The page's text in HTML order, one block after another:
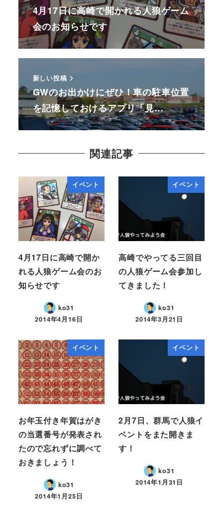
4月17日に高崎で開かれる人狼ゲーム
会のお知らせです
新しい投稿
GWのお出かけにぜひ！車の駐車位置
を記憶しておけるアプリ「見…
関連記事
イベント
4月17日に高崎で開か
れる人狼ゲーム会のお
知らせです
ko31
2014年4月16日
イベント
高崎でやってる三回目
の人狼ゲーム会参加し
てきました！
ko31
2014年3月21日
イベント
お年玉付き年賀はがき
の当選番号が発表され
たので忘れずに調べて
おきましょう！
ko31
2014年1月25日
イベント
2月7日、群馬で人狼イ
ベントをまた開きま
す！
ko31
2014年1月31日